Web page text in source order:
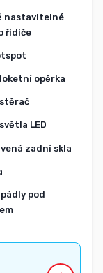
nastavitelné
řidiče
opěrka
LED
zadní skla
pod